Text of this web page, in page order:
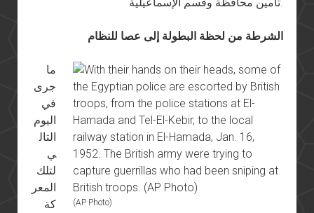
الشرطة من لحظة البطولة إلى عصا للنظام
(AP Photo)
ما
جرى
في
اليوم
التال
ي
لتلك
المعر
كة